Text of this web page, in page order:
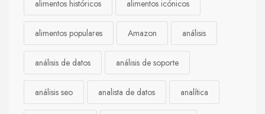
alimentos históricos alimentos icónicos
alimentos populares Amazon análisis
análisis de datos análisis de soporte
análisis seo analista de datos analítica